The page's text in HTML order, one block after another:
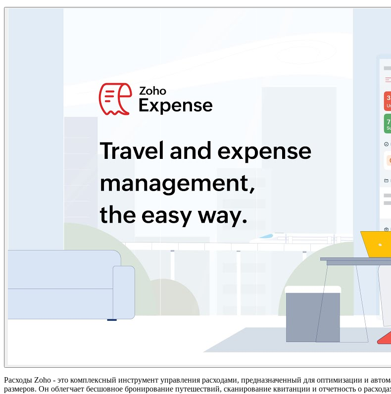
Расходы Zoho - это комплексный инструмент управления расходами, предназначенный для оптимизации и
размеров. Он облегчает бесшовное бронирование путешествий, сканирование квитанции и отчетность о